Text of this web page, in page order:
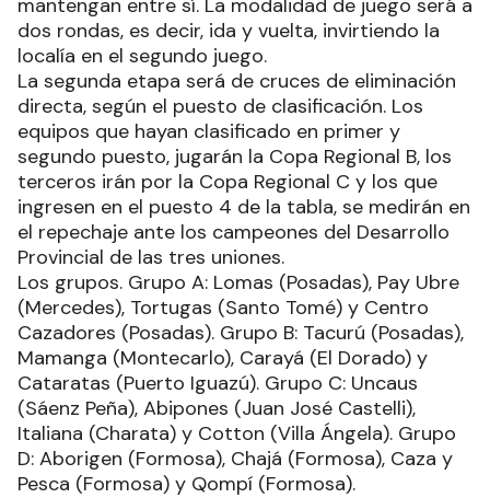
mantengan entre sí. La modalidad de juego será a
dos rondas, es decir, ida y vuelta, invirtiendo la
localía en el segundo juego.
La segunda etapa será de cruces de eliminación
directa, según el puesto de clasificación. Los
equipos que hayan clasificado en primer y
segundo puesto, jugarán la Copa Regional B, los
terceros irán por la Copa Regional C y los que
ingresen en el puesto 4 de la tabla, se medirán en
el repechaje ante los campeones del Desarrollo
Provincial de las tres uniones.
Los grupos. Grupo A: Lomas (Posadas), Pay Ubre
(Mercedes), Tortugas (Santo Tomé) y Centro
Cazadores (Posadas). Grupo B: Tacurú (Posadas),
Mamanga (Montecarlo), Carayá (El Dorado) y
Cataratas (Puerto Iguazú). Grupo C: Uncaus
(Sáenz Peña), Abipones (Juan José Castelli),
Italiana (Charata) y Cotton (Villa Ángela). Grupo
D: Aborigen (Formosa), Chajá (Formosa), Caza y
Pesca (Formosa) y Qompí (Formosa).